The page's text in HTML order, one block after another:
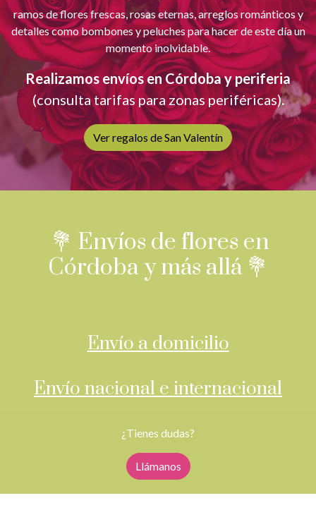
ramos de flores frescas, rosas eternas, arreglos románticos y
detalles como bombones y peluches para hacer de este día un
momento inolvidable.
Realizamos envíos en Córdoba y periferia
(consulta tarifas para zonas periféricas).
Ver regalos de San Valentín
💐 Envíos de flores en
Córdoba y más allá 💐
Envío a domicilio
Envío nacional e internacional
¿Tienes dudas?
Llámanos